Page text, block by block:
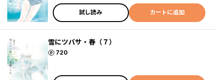
試し読み カートに追加
雪にツバサ・春（７）
720